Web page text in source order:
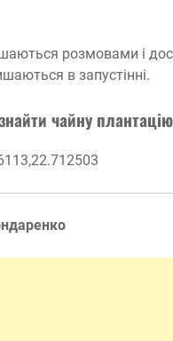
розмовами і
в запустінні.
чайну